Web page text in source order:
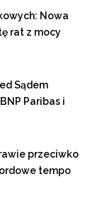
Nowa
rat z mocy
Sądem
Paribas i
przeciwko
tempo